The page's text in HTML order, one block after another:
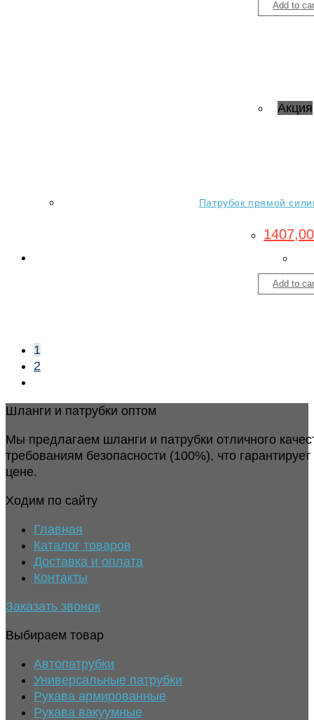
Add to
Акция
Патрубок прямой
Add to
1
2
Шланги и патрубки оптом
Мы предлагаем шланги и патрубки отличного
требованиям безопасности (100%), что
цене.
Ходим по сайту
Главная
Каталог товаров
Доставка и оплата
Контакты
Заказать звонок
Выбираем товар
Автопатрубки
Универсальные патрубки
Рукава армированные
Рукава вакуумные